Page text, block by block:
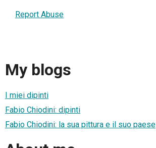
Report Abuse
My blogs
I miei dipinti
Fabio Chiodini: dipinti
Fabio Chiodini: la sua pittura e il suo paese